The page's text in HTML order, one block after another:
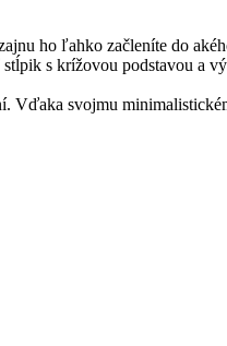
ho ľahko začleníte do
s krížovou podstavou a
Vďaka svojmu